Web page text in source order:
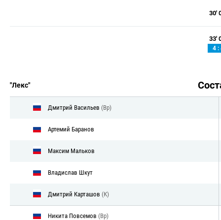
30'
33'
4 :
"Лекс"
Дмитрий Васильев (Вр)
Артемий Баранов
Максим Мальков
Владислав Шкут
Дмитрий Карташов (К)
Никита Повсемов (Вр)